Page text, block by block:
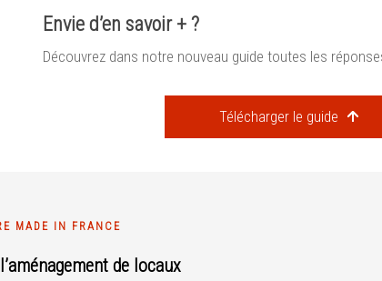
Envie d’en savoir + ?
Découvrez dans notre nouveau guide toutes les
Télécharger le guide
MADE IN FRANCE
de locaux